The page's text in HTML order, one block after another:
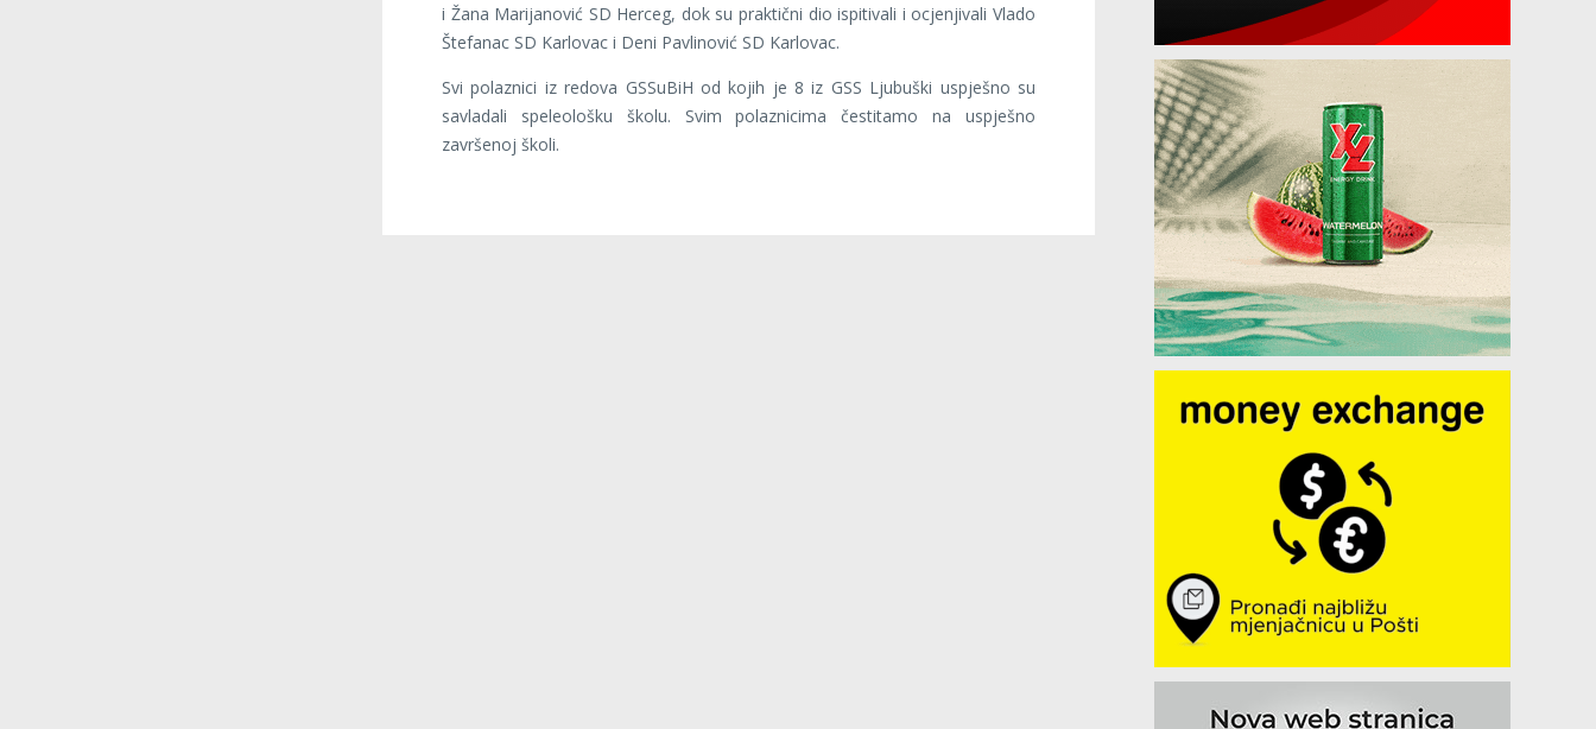
i Žana Marijanović SD Herceg, dok su praktični dio ispitivali i ocjenjivali Vlado
Štefanac SD Karlovac i Deni Pavlinović SD Karlovac.
Svi polaznici iz redova GSSuBiH od kojih je 8 iz GSS Ljubuški uspješno su
savladali speleološku školu. Svim polaznicima čestitamo na uspješno
završenoj školi.